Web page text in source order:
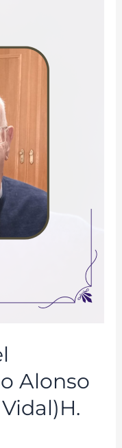
Alonso